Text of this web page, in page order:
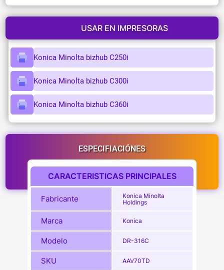
USAR EN IMPRESORAS
Konica Minolta bizhub C250i
Konica Minolta bizhub C300i
Konica Minolta bizhub C360i
ESPECIFIACIÓNES
CARACTERISTICAS PRINCIPALES
Fabricante
Konica Minolta
Holdings
Marca Konica
Modelo DR-316C
SKU AAV70TD